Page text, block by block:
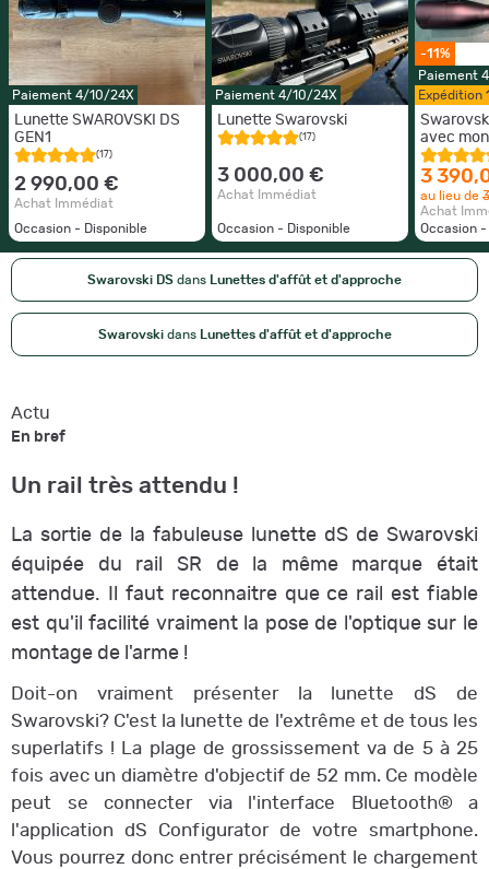
Paiement 4/10/24X
Lunette SWAROVSKI DS
GEN1
(17)
2 990,00 €
Achat Immédiat
Occasion - Disponible
Paiement 4/10/24X
Lunette Swarovski
(17)
3 000,00 €
Achat Immédiat
Occasion - Disponible
-11%
Paiement
Expédition
avec
3
au lieu de
Achat
Occasion -
Swarovski DS dans Lunettes d'affût et d'approche
Swarovskidans Lunettes d'affût et d'approche
Actu
En bref
Un rail très attendu !
La sortie de la fabuleuse lunette dS de Swarovski
équipée du rail SR de la même marque était
attendue. Il faut reconnaitre que ce rail est fiable
est qu'il facilité vraiment la pose de l'optique sur le
montage de l'arme !
Doit-on vraiment présenter la lunette dS de
Swarovski? C'est la lunette de l'extrême et de tous les
superlatifs ! La plage de grossissement va de 5 à 25
fois avec un diamètre d'objectif de 52 mm. Ce modèle
peut se connecter via l'interface Bluetooth® a
l'application dS Configurator de votre smartphone.
Vous pourrez donc entrer précisément le chargement